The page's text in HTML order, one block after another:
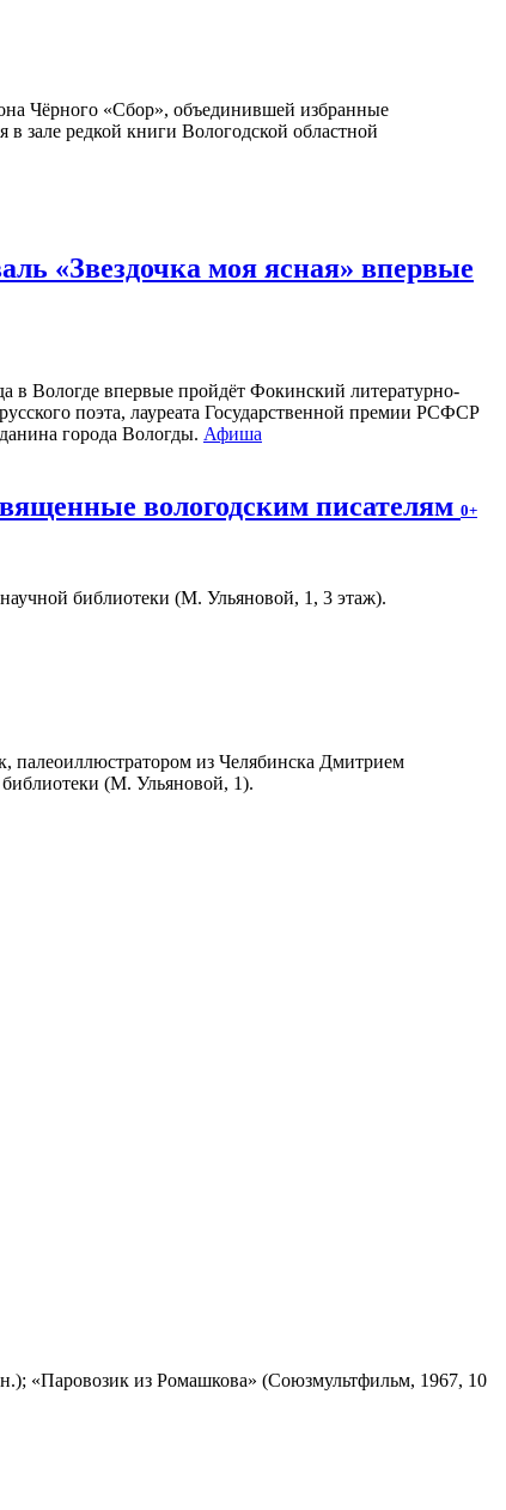
Чёрного «Сбор», объединившей избранные
в зале редкой книги Вологодской областной
«Звездочка моя ясная» впервые
в Вологде впервые пройдёт Фокинский литературно-
поэта, лауреата Государственной премии РСФСР
города Вологды. Афиша
вологодским писателям 0+
библиотеки (М. Ульяновой, 1, 3 этаж).
палеоиллюстратором из Челябинска Дмитрием
библиотеки (М. Ульяновой, 1).
«Паровозик из Ромашкова» (Союзмультфильм, 1967, 10